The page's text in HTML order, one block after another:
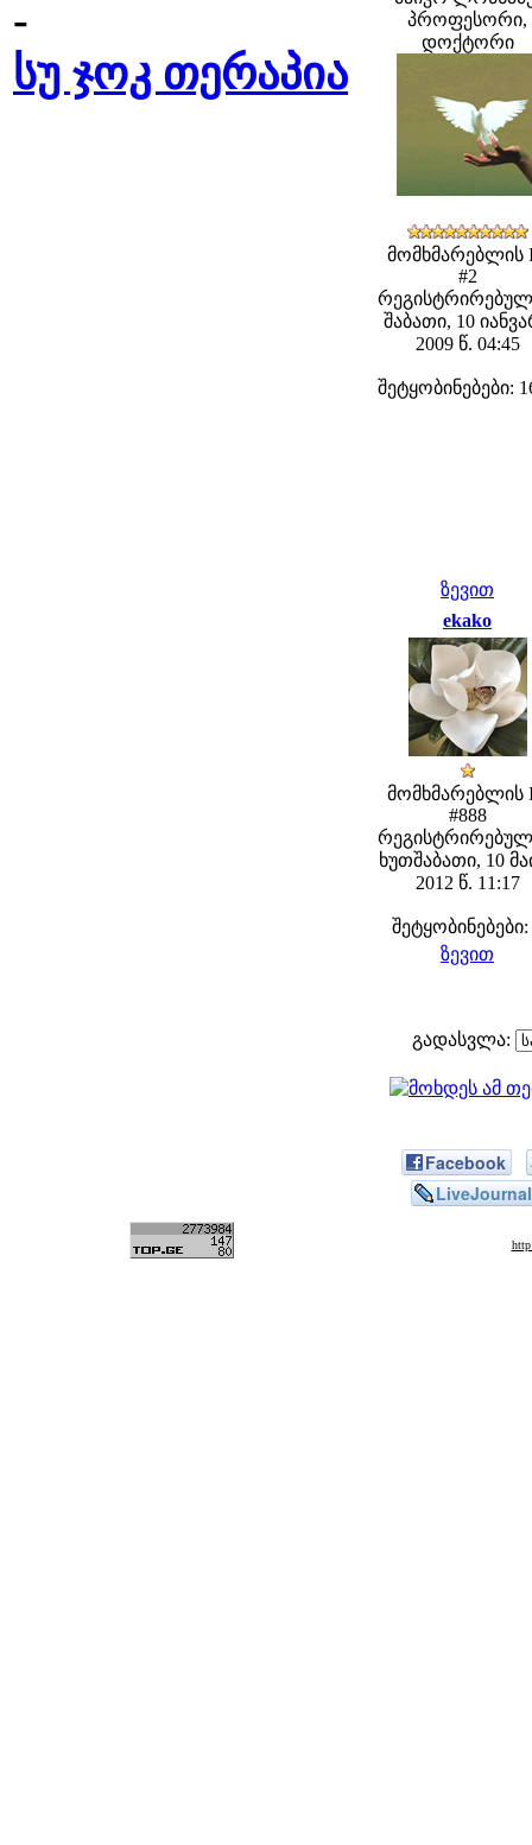
-
სუ ჯოკ თერაპია
პროფესორი,
დოქტორი
მომხმარებლის
#2
შაბათი, 10
2009 წ. 04:45
შეტყობინებები:
ზევით
ekako
მომხმარებლის
#888
ხუთშაბათი, 10
2012 წ. 11:17
შეტყობინებები:
ზევით
გადასვლა:
Facebook
LiveJournal